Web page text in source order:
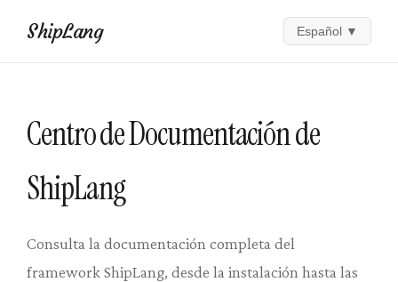
ShipLang Español ▼
Centro de Documentación de
ShipLang
Consulta la documentación completa del
framework ShipLang, desde la instalación hasta las